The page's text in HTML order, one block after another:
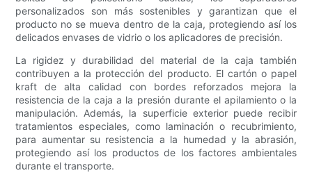
personalizados son más sostenibles y garantizan que el
producto no se mueva dentro de la caja, protegiendo así los
delicados envases de vidrio o los aplicadores de precisión.
La rigidez y durabilidad del material de la caja también
contribuyen a la protección del producto. El cartón o papel
kraft de alta calidad con bordes reforzados mejora la
resistencia de la caja a la presión durante el apilamiento o la
manipulación. Además, la superficie exterior puede recibir
tratamientos especiales, como laminación o recubrimiento,
para aumentar su resistencia a la humedad y la abrasión,
protegiendo así los productos de los factores ambientales
durante el transporte.